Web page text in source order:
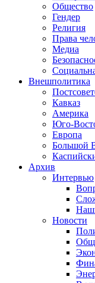
Общество
Гендер
Религия
Права
Медиа
Внешполитика
Кавказ
Америка
Юго-
Европа
Большой
Архив
Интервью
Новости